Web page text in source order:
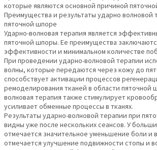
которые являются основной причиной
Преимущества и результаты ударно волновой
пяточной шпоре
Ударно-волновая терапия является
пяточной шпоры. Ее преимущества
эффективности и минимальном количестве
При проведении ударно-волновой терапии
волны, которые передаются через кожу до
способствует активации процессов
ремоделирования тканей в области пяточной
волновая терапия также стимулирует
усиливает обменные процессы в тканях.
Результаты ударно-волновой терапии при
видны уже после нескольких сеансов. У
отмечается значительное уменьшение боли и
отмечается улучшение подвижности стопы и